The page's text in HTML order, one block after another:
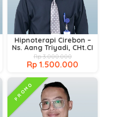
Hipnoterapi Cirebon –
Ns. Aang Triyadi, CHt.CI
Rp 3.000.000
Rp 1.500.000
PROMO